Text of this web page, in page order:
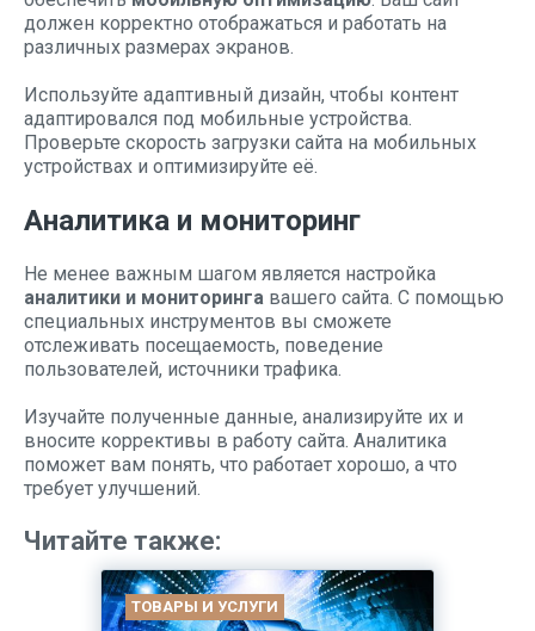
должен корректно отображаться и работать на
различных размерах экранов.
Используйте адаптивный дизайн, чтобы контент
адаптировался под мобильные устройства.
Проверьте скорость загрузки сайта на мобильных
устройствах и оптимизируйте её.
Аналитика и мониторинг
Не менее важным шагом является настройка
аналитики и мониторинга вашего сайта. С помощью
специальных инструментов вы сможете
отслеживать посещаемость, поведение
пользователей, источники трафика.
Изучайте полученные данные, анализируйте их и
вносите коррективы в работу сайта. Аналитика
поможет вам понять, что работает хорошо, а что
требует улучшений.
Читайте также:
ТОВАРЫ И УСЛУГИ